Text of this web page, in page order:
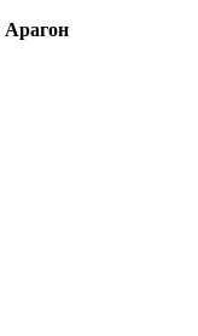
Арагон